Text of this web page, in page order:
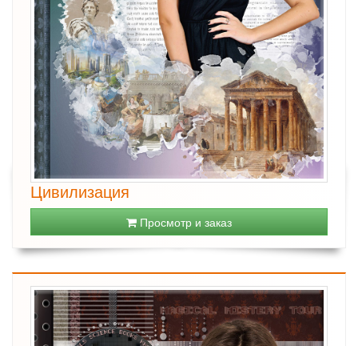
Цивилизация
Просмотр и заказ